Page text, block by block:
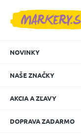
NOVINKY
NAŠE ZNAČKY
AKCIA A ZĽAVY
DOPRAVA ZADARMO